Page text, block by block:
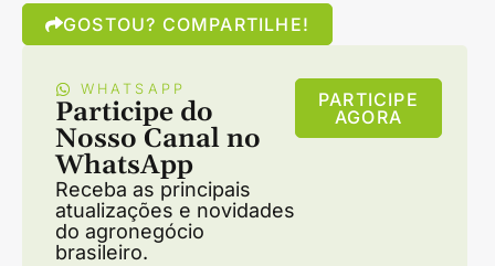
GOSTOU? COMPARTILHE!
WHATSAPP
Participe do
Nosso Canal no
WhatsApp
Receba as principais
atualizações e novidades
do agronegócio
brasileiro.
PARTICIPE
AGORA